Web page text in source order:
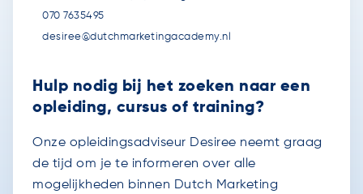
070 7635495
desiree@dutchmarketingacademy.nl
Hulp nodig bij het zoeken naar een
opleiding, cursus of training?
Onze opleidingsadviseur Desiree neemt graag
de tijd om je te informeren over alle
mogelijkheden binnen Dutch Marketing